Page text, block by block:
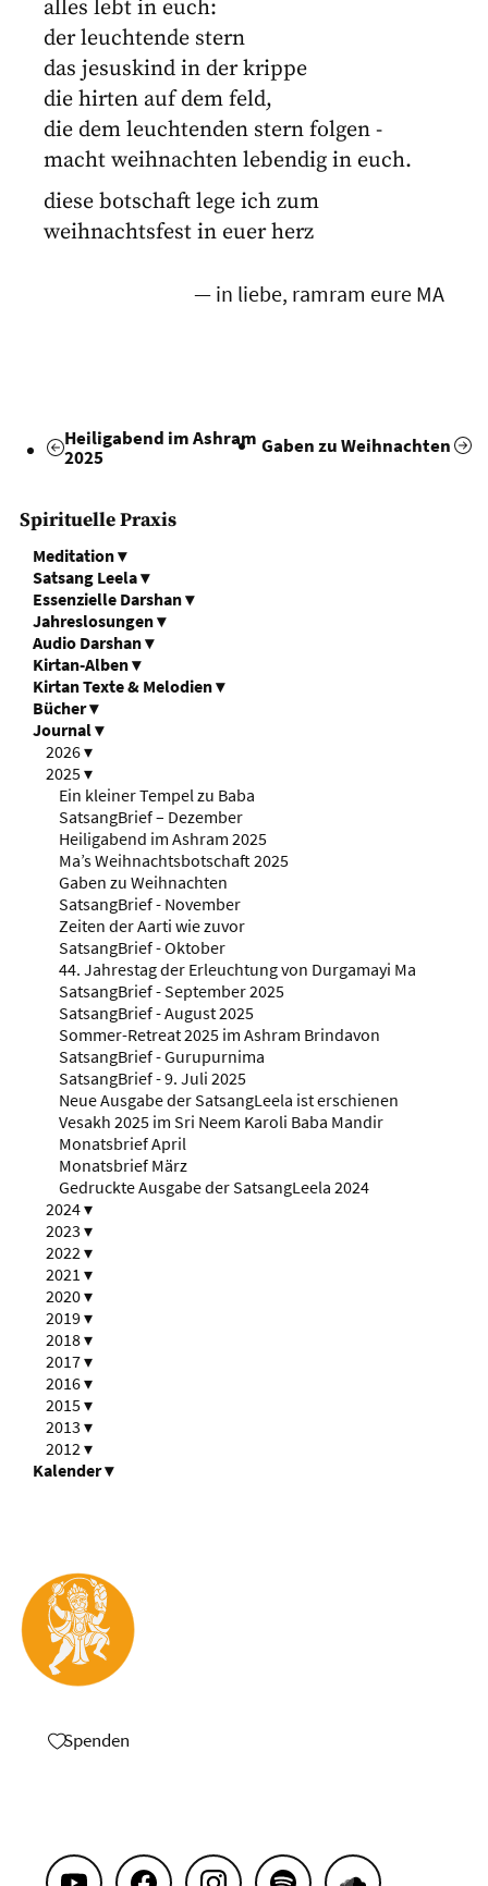
alles lebt in euch:
der leuchtende stern
das jesuskind in der krippe
die hirten auf dem feld,
die dem leuchtenden stern folgen -
macht weihnachten lebendig in euch.
diese botschaft lege ich zum
weihnachtsfest in euer herz
— in liebe, ramram eure MA
Heiligabend im Ashram
2025
Gaben zu Weihnachten
Spirituelle Praxis
Meditation▾
Satsang Leela▾
Essenzielle Darshan▾
Jahreslosungen▾
Audio Darshan▾
Kirtan-Alben▾
Kirtan Texte & Melodien▾
Bücher▾
Journal▾
2026▾
2025▾
Ein kleiner Tempel zu Baba
SatsangBrief – Dezember
Heiligabend im Ashram 2025
Ma’s Weihnachtsbotschaft 2025
Gaben zu Weihnachten
SatsangBrief - November
Zeiten der Aarti wie zuvor
SatsangBrief - Oktober
44. Jahrestag der Erleuchtung von Durgamayi Ma
SatsangBrief - September 2025
SatsangBrief - August 2025
Sommer-Retreat 2025 im Ashram Brindavon
SatsangBrief - Gurupurnima
SatsangBrief - 9. Juli 2025
Neue Ausgabe der SatsangLeela ist erschienen
Vesakh 2025 im Sri Neem Karoli Baba Mandir
Monatsbrief April
Monatsbrief März
Gedruckte Ausgabe der SatsangLeela 2024
2024▾
2023 ▾
2022 ▾
2021 ▾
2020▾
2019▾
2018▾
2017▾
2016▾
2015▾
2013 ▾
2012 ▾
Kalender▾
Spenden